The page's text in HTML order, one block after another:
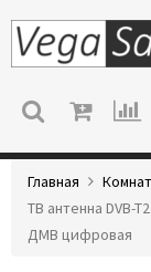
МЕНЮ
Главная
ТВ антенна DVB-
ДМВ цифровая